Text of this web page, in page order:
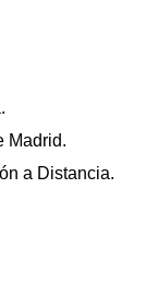
Madrid.
a Distancia.